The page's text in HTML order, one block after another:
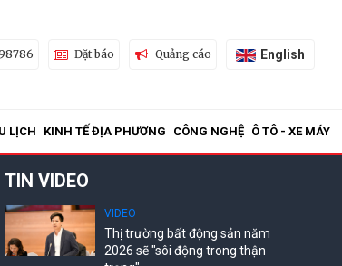
Đặt báo Quảng cáo English
LỊCH KINH TẾ ĐỊA PHƯƠNG CÔNG NGHỆ Ô TÔ - XE MÁY
TIN VIDEO
VIDEO
Thị trường bất động sản năm
2026 sẽ "sôi động trong thận